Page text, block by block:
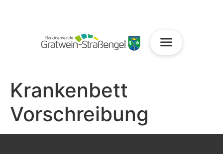
Krankenbett
Vorschreibung